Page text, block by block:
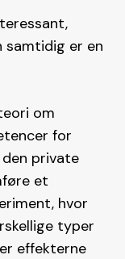
er en
om
for
private
et
hvor
typer
effekterne